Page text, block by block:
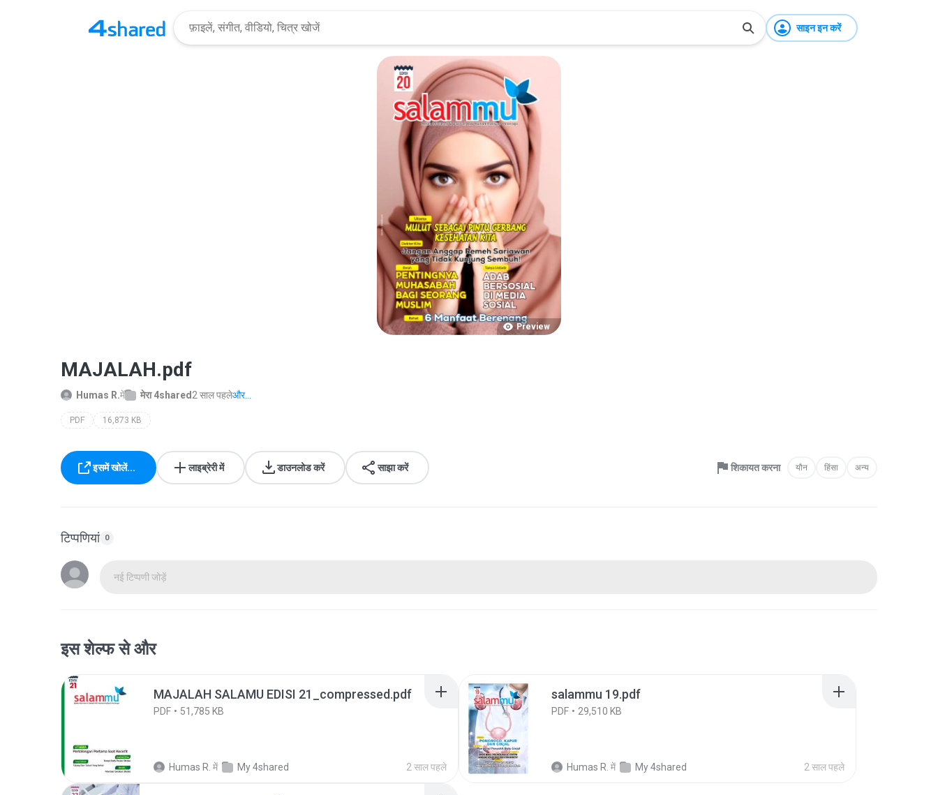
साइन इन करें
Preview
MAJALAH.pdf
Humas R.में मेरा 4shared 2 साल पहलेऔर...
PDF 16,873 KB
इसमें खोलें... लाइब्रेरी में डाउनलोड करें साझा करें शिकायत करना यौन हिंसा अन्य
टिप्पणियां 0
नई टिप्पणी जोड़ें
इस शेल्फ से और
MAJALAH SALAMU EDISI 21_compressed.pdf
PDF 51,785 KB
Humas R. में My 4shared 2 साल पहले
salammu 19.pdf
PDF 29,510 KB
Humas R. में My 4shared 2 साल पहले